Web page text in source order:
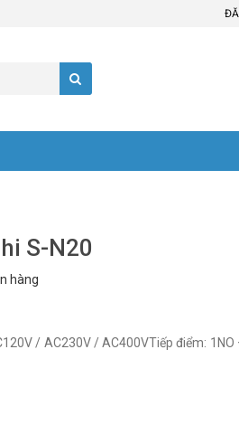
S-N20
hàng
/ AC230V / AC400VTiếp điểm: 1NO